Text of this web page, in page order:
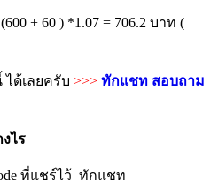
+ 60 ) *1.07 = 706.2 บาท (
ได้เลยครับ >>> ทักแชท สอบถาม
ไร
ที่แชร์ไว้ ทักแชท